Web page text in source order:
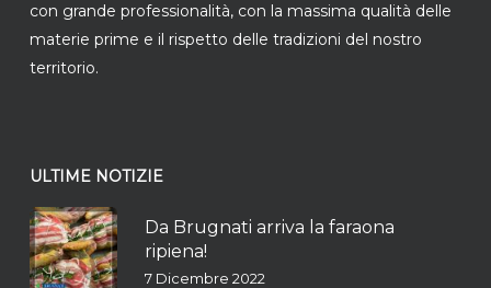
con grande professionalità, con la massima qualità delle
materie prime e il rispetto delle tradizioni del nostro
territorio.
ULTIME NOTIZIE
Da Brugnati arriva la faraona
ripiena!
7 Dicembre 2022